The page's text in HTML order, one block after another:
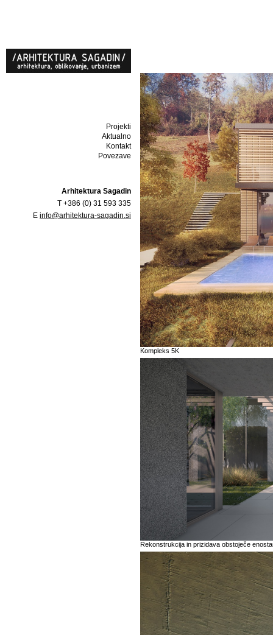
Projekti
Aktualno
Kontakt
Povezave
Arhitektura Sagadin
T +386 (0) 31 593 335
E info@arhitektura-sagadin.si
Kompleks 5K
Rekonstrukcija in prizidava obstoječe